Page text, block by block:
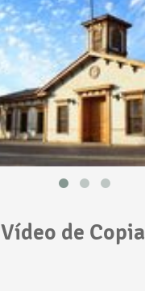
Vídeo de